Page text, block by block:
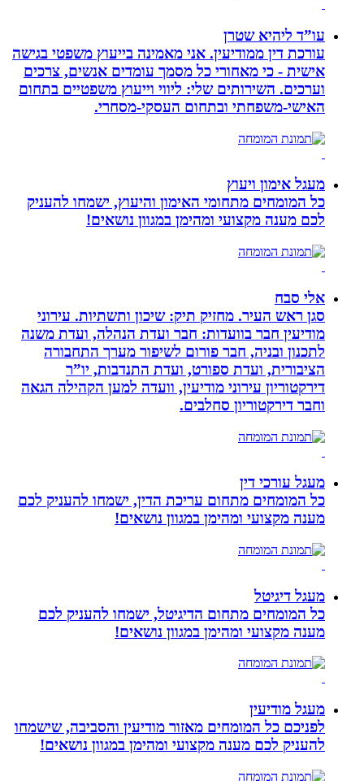
עו”ד ליהיא שטרן
עורכת דין ממודיעין. אני מאמינה בייעוץ משפטי בגישה
אישית - כי מאחורי כל מסמך עומדים אנשים, צרכים
וערכים. השירותים שלי: ליווי וייעוץ משפטיים בתחום
האישי-משפחתי ובתחום העסקי-מסחרי.
מעגל אימון ויעוץ
כל המומחים מתחומי האימון והיעוץ, ישמחו להעניק
לכם מענה מקצועי ומהימן במגוון נושאים!
אלי סבח
סגן ראש העיר. מחזיק תיק: שיכון ותשתיות. עירוני
מודיעין חבר בוועדות: חבר ועדת הנהלה, ועדת משנה
לתכנון ובניה, חבר פורום לשיפור מערך התחבורה
הציבורית, ועדת ספורט, ועדת התנדבות, יו”ר
דירקטוריון עירוני מודיעין, וועדה למען הקהילה הגאה
וחבר דירקטוריון סחלבים.
מעגל עורכי דין
כל המומחים מתחום עריכת הדין, ישמחו להעניק לכם
מענה מקצועי ומהימן במגוון נושאים!
מעגל דיגיטל
כל המומחים מתחום הדיגיטל, ישמחו להעניק לכם
מענה מקצועי ומהימן במגוון נושאים!
מעגל מודיעין
לפניכם כל המומחים מאזור מודיעין והסביבה, שישמחו
להעניק לכם מענה מקצועי ומהימן במגוון נושאים!